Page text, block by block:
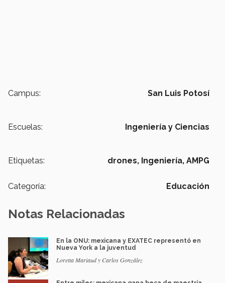
Campus: San Luis Potosí
Escuelas: Ingeniería y Ciencias
Etiquetas: drones, Ingeniería, AMPG
Categoría: Educación
Notas Relacionadas
En la ONU: mexicana y EXATEC representó en
Nueva York a la juventud
Loretta Mariaud y Carlos González